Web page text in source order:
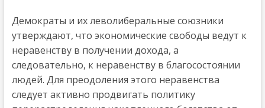
Демократы и их леволиберальные союзники
утверждают, что экономические свободы ведут к
неравенству в получении дохода, а
следовательно, к неравенству в благосостоянии
людей. Для преодоления этого неравенства
следует активно продвигать политику